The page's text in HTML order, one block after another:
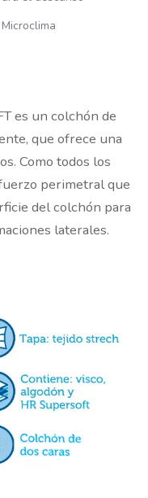
es un colchón de
que ofrece una
Como todos los
perimetral que
del colchón para
laterales.